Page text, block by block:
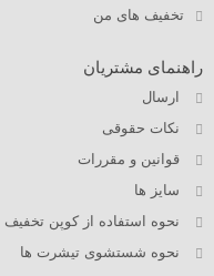
تخفیف های من
راهنمای مشتریان
ارسال
نکات حقوقی
قوانین و مقررات
سایز ها
نحوه استفاده از کوپن تخفیف
نحوه شستشوی تیشرت ها